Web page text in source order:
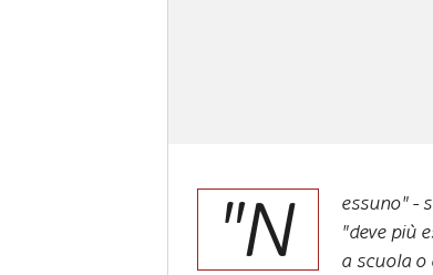
"N
essuno" -
"deve più
a scuola o